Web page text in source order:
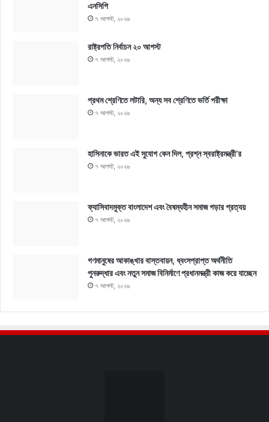
এনসিপি
৭ আগস্ট, ২০২৬
রাষ্ট্রপতি নির্বাচন ২০ আগস্ট
৭ আগস্ট, ২০২৬
প্রথম শ্রেণিতে লটারি, অন্য সব শ্রেণিতে ভর্তি পরীক্ষা
৭ আগস্ট, ২০২৬
হাসিনাকে ভারত এই সুযোগ কেন দিল, প্রশ্ন স্বরাষ্ট্রমন্ত্রী’র
৭ আগস্ট, ২০২৬
ফ্যাসিবাদমুক্ত বাংলাদেশ এবং বৈষম্যহীন সমাজ গড়ার প্রত্যয়
৭ আগস্ট, ২০২৬
গণমানুষের আকাঙ্খার বাস্তবায়ন, ধ্বংসপ্রাপ্ত অর্থনীতি
পুনরুদ্ধার এবং নতুন সমাজ বিনির্মাণে প্রধানমন্ত্রী কাজ করে যাচ্ছেন
৭ আগস্ট, ২০২৬